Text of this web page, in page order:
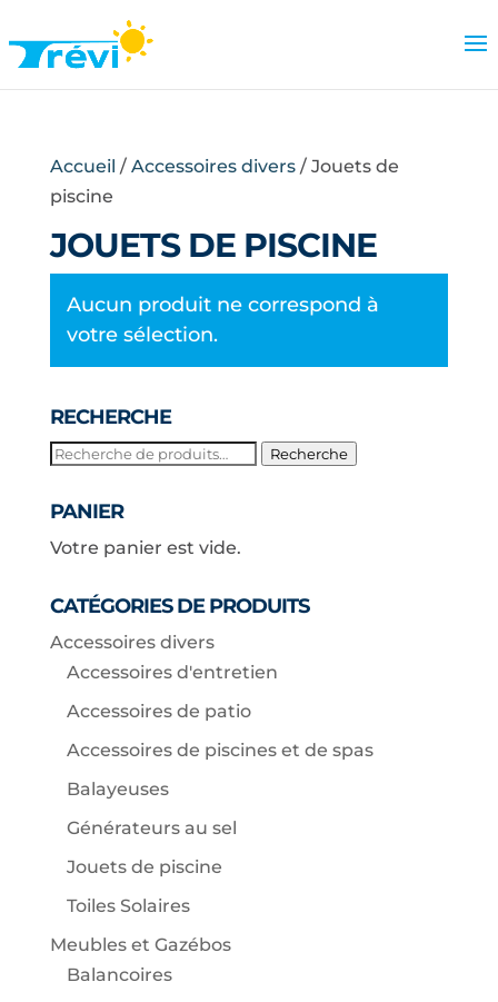
Accueil / Accessoires divers/ Jouets de
piscine
JOUETS DE PISCINE
Aucun produit ne correspond à
votre sélection.
RECHERCHE
Recherche
Recherche
PANIER
Votre panier est vide.
CATÉGORIES DE PRODUITS
Accessoires divers
Accessoires d'entretien
Accessoires de patio
Accessoires de piscines et de spas
Balayeuses
Générateurs au sel
Jouets de piscine
Toiles Solaires
Meubles et Gazébos
Balancoires